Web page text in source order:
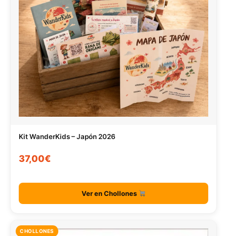
Kit WanderKids – Japón 2026
37,00€
Ver en Chollones
CHOLLONES